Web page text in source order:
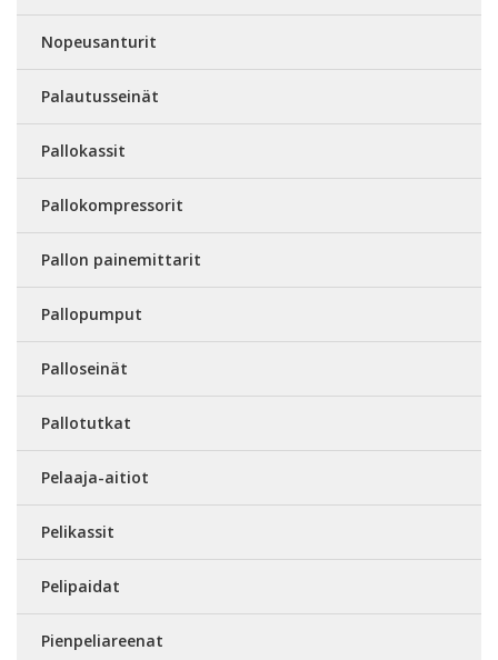
Nopeusanturit
Palautusseinät
Pallokassit
Pallokompressorit
Pallon painemittarit
Pallopumput
Palloseinät
Pallotutkat
Pelaaja-aitiot
Pelikassit
Pelipaidat
Pienpeliareenat